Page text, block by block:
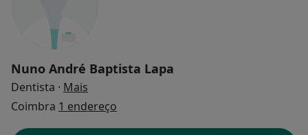
Nuno André Baptista Lapa
Dentista · Mais
Coimbra 1 endereço